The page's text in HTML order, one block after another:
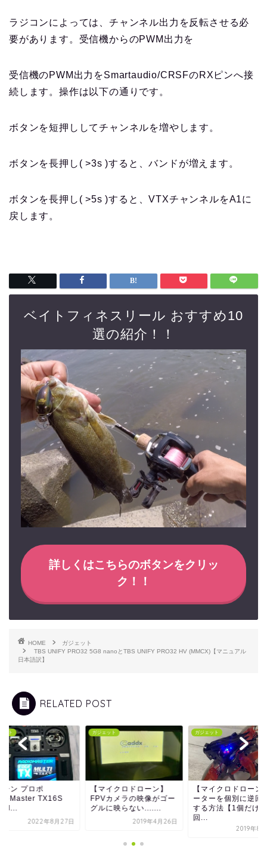
ラジコンによっては、チャンネル出力を反転させる必
要があります。受信機からのPWM出力を
受信機のPWM出力をSmartaudio/CRSFのRXピンへ接
続します。操作は以下の通りです。
ボタンを短押ししてチャンネルを増やします。
ボタンを長押し( >3s )すると、バンドが増えます。
ボタンを長押し( >5s )すると、VTXチャンネルをA1に
戻します。
ベイトフィネスリール おすすめ10
選の紹介！！
詳しくはこちらのボタンをクリッ
ク！！
HOME
ガジェット
TBS UNIFY PRO32 5G8 nanoとTBS UNIFY PRO32 HV (MMCX)【マニュアル
日本語訳】
RELATED POST
ット
ーン プロポ
TX16S
I...
2022年8月27日
ガジェット
【マイクロドローン】
FPVカメラの映像がゴー
グルに映らない.......
2019年4月26日
ガジェット
【マイクロドローン
ーターを個別に逆回
する方法【1個だけ
回...
2019年8